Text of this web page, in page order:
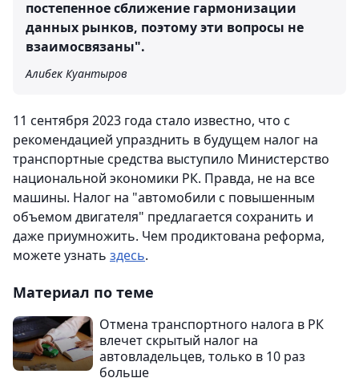
постепенное сближение гармонизации
данных рынков, поэтому эти вопросы не
взаимосвязаны".
Алибек Куантыров
11 сентября 2023 года стало известно, что с
рекомендацией упразднить в будущем налог на
транспортные средства выступило Министерство
национальной экономики РК. Правда, не на все
машины. Налог на "автомобили с повышенным
объемом двигателя" предлагается сохранить и
даже приумножить. Чем продиктована реформа,
можете узнать здесь.
Материал по теме
Отмена транспортного налога в РК
влечет скрытый налог на
автовладельцев, только в 10 раз
больше